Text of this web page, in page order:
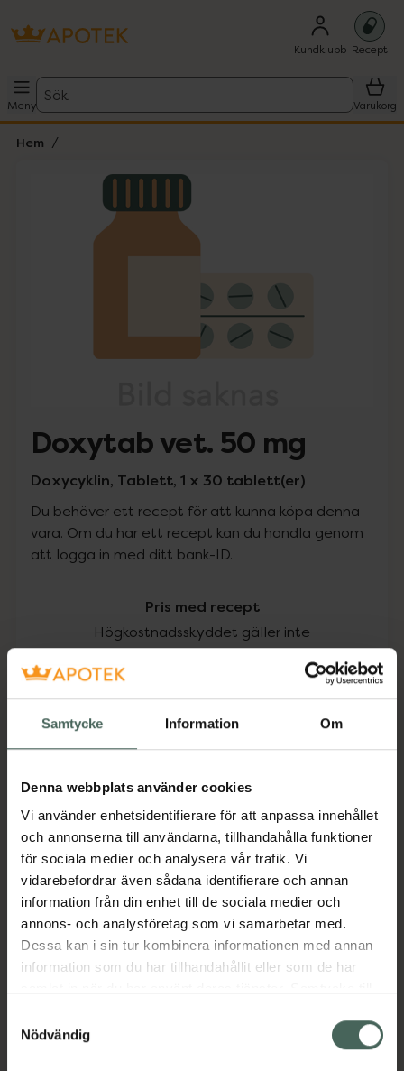
Samtycke Information Om
Denna webbplats använder cookies
Vi använder enhetsidentifierare för att anpassa innehållet
och annonserna till användarna, tillhandahålla funktioner
för sociala medier och analysera vår trafik. Vi
vidarebefordrar även sådana identifierare och annan
information från din enhet till de sociala medier och
annons- och analysföretag som vi samarbetar med.
Dessa kan i sin tur kombinera informationen med annan
information som du har tillhandahållit eller som de har
återkalla ditt samtycke via webbplatsens
cookieinställningar. Ett återkallat samtycke påverkar inte
Nödvändig
Kundklubb Recept
Meny
Sök
Varukorg
Hem
Lista: . Innehåller 1 objekt.
Doxytab vet. 50 mg
Doxycyklin, Tablett, 1 x 30 tablett(er)
Du behöver ett recept för att kunna köpa denna
vara. Om du har ett recept kan du handla genom
att logga in med ditt bank-ID.
Pris med recept
Högkostnadsskyddet gäller inte
224,50 kr
I apotek: 224,50 kr
Aktuella erbjudanden
Beskrivning Dölj
EAN: 04042668305734